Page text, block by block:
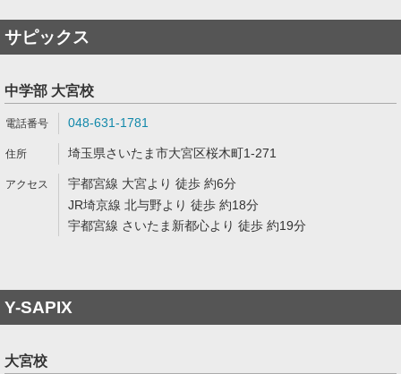
サピックス
中学部 大宮校
048-631-1781
埼玉県さいたま市大宮区桜木町1-271
宇都宮線 大宮より 徒歩 約6分
JR埼京線 北与野より 徒歩 約18分
宇都宮線 さいたま新都心より 徒歩 約19分
Y-SAPIX
大宮校